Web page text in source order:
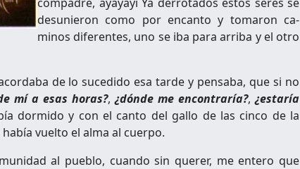
desu­nieron como por encanto y tomaron ca­
minos diferentes, uno se iba para arriba y el otro
de lo sucedido esa tarde y pensaba, que si no
mí a esas horas?,¿dónde me encontraría?,¿estaría
dor­mido y con el canto del gallo de las cin­co de la
vuelto el alma al cuerpo.
al pueblo, cuando sin que­rer, me entero que